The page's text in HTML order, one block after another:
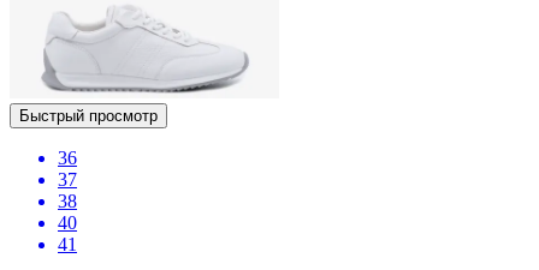
Быстрый просмотр
36
37
38
40
41